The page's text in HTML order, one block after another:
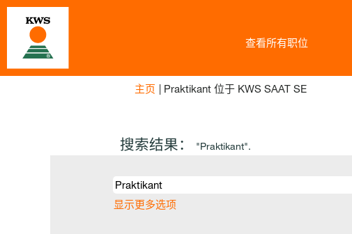
查看所有职位
主页 | Praktikant 位于 KWS SAAT SE（当
搜索结果： "Praktikant".
显示更多选项